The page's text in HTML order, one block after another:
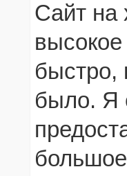
Сайт на
быстро,
было. Я